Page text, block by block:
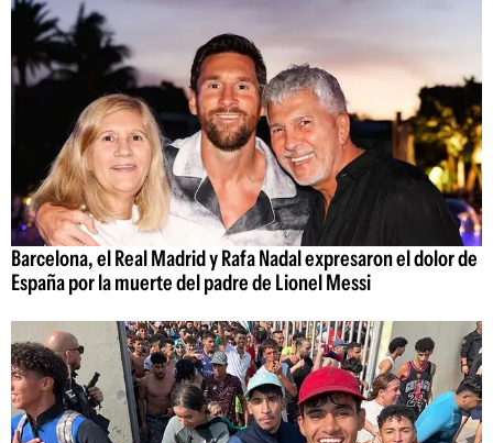
Barcelona, el Real Madrid y Rafa Nadal expresaron el dolor de
España por la muerte del padre de Lionel Messi